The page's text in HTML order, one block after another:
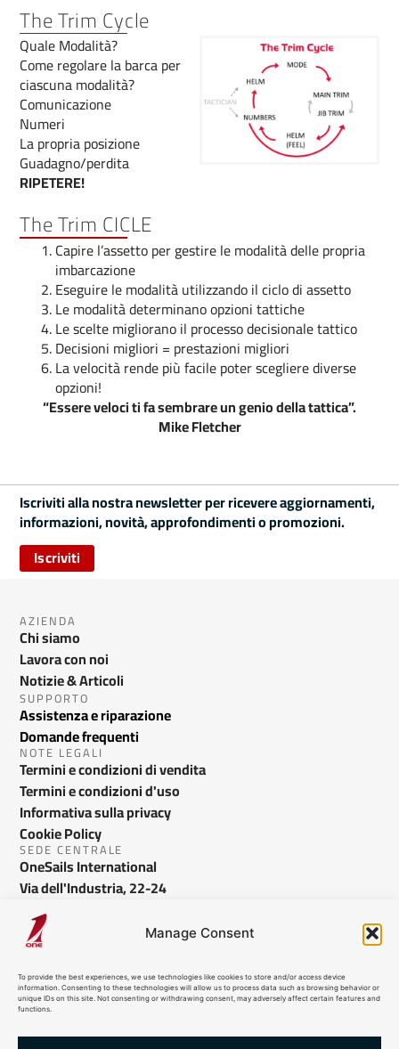
Manage Consent
To provide the best experiences, we use technologies like cookies to store and/or access device
information. Consenting to these technologies will allow us to process data such as browsing behavior or
unique IDs on this site. Not consenting or withdrawing consent, may adversely affect certain features and
functions.
The Trim Cycle
Quale Modalità?​
Come regolare la barca per
ciascuna modalità?
Comunicazione
Numeri
La propria posizione
Guadagno/perdita
RIPETERE!
The Trim CICLE
Capire l’assetto per gestire le modalità delle propria
imbarcazione
Eseguire le modalità utilizzando il ciclo di assetto
Le modalità determinano opzioni tattiche
Le scelte migliorano il processo decisionale tattico
Decisioni migliori = prestazioni migliori
La velocità rende più facile poter scegliere diverse
opzioni!
“Essere veloci ti fa sembrare un genio della tattica”.
Mike Fletcher
Iscriviti alla nostra newsletter per ricevere aggiornamenti,
informazioni, novità, approfondimenti o promozioni.
Iscriviti
AZIENDA
Chi siamo
Lavora con noi
Notizie & Articoli
SUPPORTO
Assistenza e riparazione
Domande frequenti
NOTE LEGALI
Termini e condizioni di vendita
Termini e condizioni d'uso
Informativa sulla privacy
Cookie Policy
SEDE CENTRALE
OneSails International
Via dell'Industria, 22-24
Bussolengo VR - Italy
info@onesails.com